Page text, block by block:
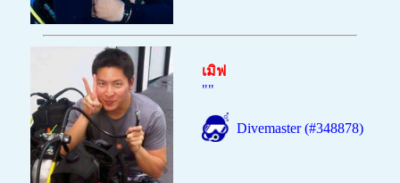
เมิฟ
""
Divemaster (#348878)